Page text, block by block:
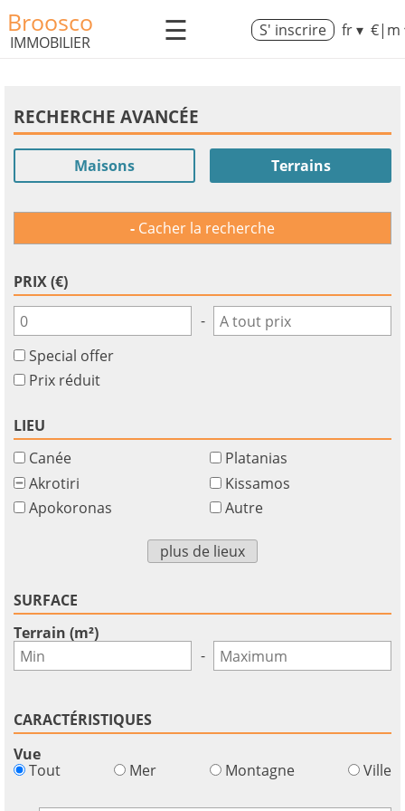
Broosco
IMMOBILIER ☰ S' inscrire fr ▾ €|m
RECHERCHE AVANCÉE
Maisons Terrains
Cacher la recherche
PRIX (€)
-
Special offer
Prix réduit
LIEU
Canée
Akrotiri
Apokoronas
Platanias
Kissamos
Autre
plus de lieux
SURFACE
Terrain (m²)
-
CARACTÉRISTIQUES
Vue
Tout
Mer Montagne Ville
Monnaie
Unités